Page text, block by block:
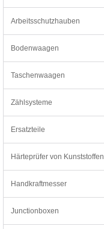
Arbeitsschutzhauben
Bodenwaagen
Taschenwaagen
Zählsysteme
Ersatzteile
Härteprüfer von Kunststoffen
Handkraftmesser
Junctionboxen